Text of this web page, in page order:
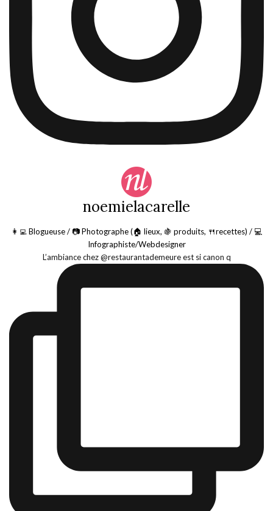
noemielacarelle
👩‍💻 Blogueuse / 📷 Photographe (🏠 lieux, 🍇 produits, 🍴recettes) / 💻
Infographiste/Webdesigner
L’ambiance chez @restaurantademeure est si canon q